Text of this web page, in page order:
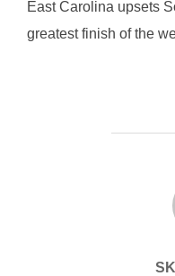
East Carolina upsets
greatest finish of the